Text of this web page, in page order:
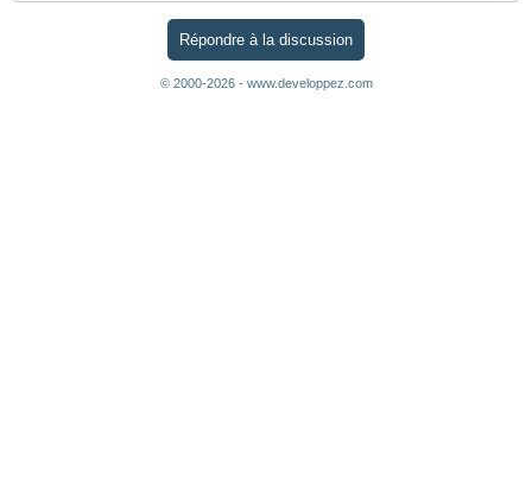
Répondre à la discussion
© 2000-2026 - www.developpez.com